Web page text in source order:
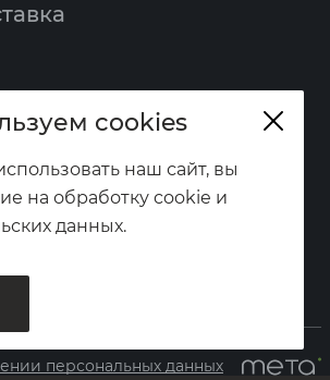
2026
персональных данных
cookies
наш сайт, вы
на обработку cookie и
данных.